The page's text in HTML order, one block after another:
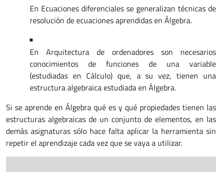
En Ecuaciones diferenciales se generalizan técnicas de
resolución de ecuaciones aprendidas en Álgebra.
En Arquitectura de ordenadores son necesarios
conocimientos de funciones de una variable
(estudiadas en Cálculo) que, a su vez, tienen una
estructura algebraica estudiada en Álgebra.
Si se aprende en Álgebra qué es y qué propiedades tienen las
estructuras algebraicas de un conjunto de elementos, en las
demás asignaturas sólo hace falta aplicar la herramienta sin
repetir el aprendizaje cada vez que se vaya a utilizar.